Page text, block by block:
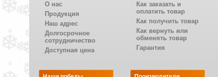
О нас
Продукция
Наш адрес
Долгосрочное
сотрудничество
Доступная цена
Как заказать и
оплатить товар
Как получить товар
Как вернуть или
обменять товар
Гарантия